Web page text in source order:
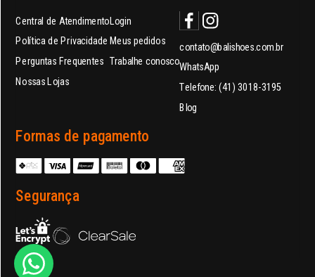
Central de Atendimento
Política de Privacidade
Perguntas Frequentes
Nossas Lojas
Login
Meus pedidos
Trabalhe conosco
contato@balishoes.com.br
WhatsApp
Telefone: (41) 3018-3195
Blog
Formas de pagamento
Segurança